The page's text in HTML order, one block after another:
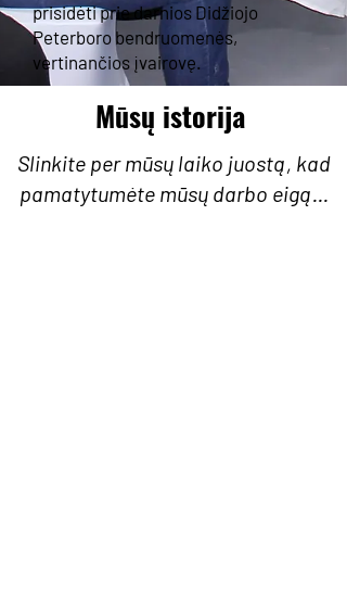
prisidėti prie darnios Didžiojo
Peterboro bendruomenės,
vertinančios įvairovę.
Mūsų istorija
Slinkite per mūsų laiko juostą, kad
pamatytumėte mūsų darbo eigą...